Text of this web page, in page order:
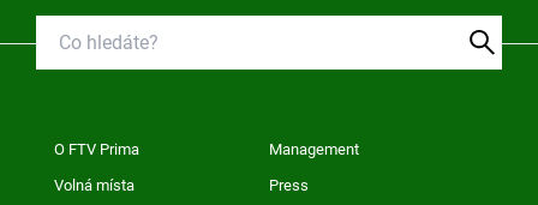
O FTV Prima Management
Volná místa Press